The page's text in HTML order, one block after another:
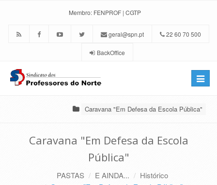
Membro: FENPROF | CGTP
geral@spn.pt 22 60 70 500
BackOffice
Toggle
Caravana "Em Defesa da Escola Pública"
Caravana "Em Defesa da Escola
Pública"
PASTAS E AINDA...
Histórico